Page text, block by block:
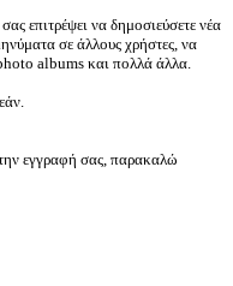
επιτρέψει να δημοσιεύσετε νέα
σε άλλους χρήστες, να
albums και πολλά άλλα.
εγγραφή σας, παρακαλώ